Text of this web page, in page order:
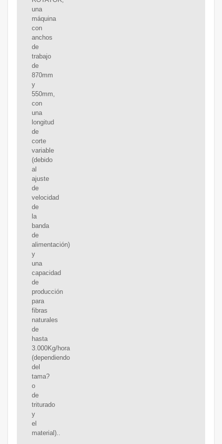
una
máquina
con
anchos
de
trabajo
de
870mm
y
550mm,
con
una
longitud
de
corte
variable
(debido
al
ajuste
de
velocidad
de
la
banda
de
alimentación)
y
una
capacidad
de
producción
para
fibras
naturales
de
hasta
3.000Kg/hora
(dependiendo
del
tama?
o
de
triturado
y
el
material)..